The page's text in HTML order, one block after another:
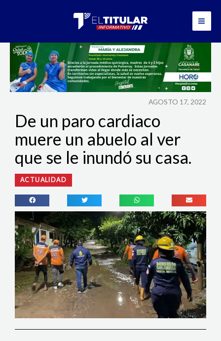
AGOSTO 17, 2022
De un paro cardiaco
muere un abuelo al ver
que se le inundó su casa.
ACTUALIDAD